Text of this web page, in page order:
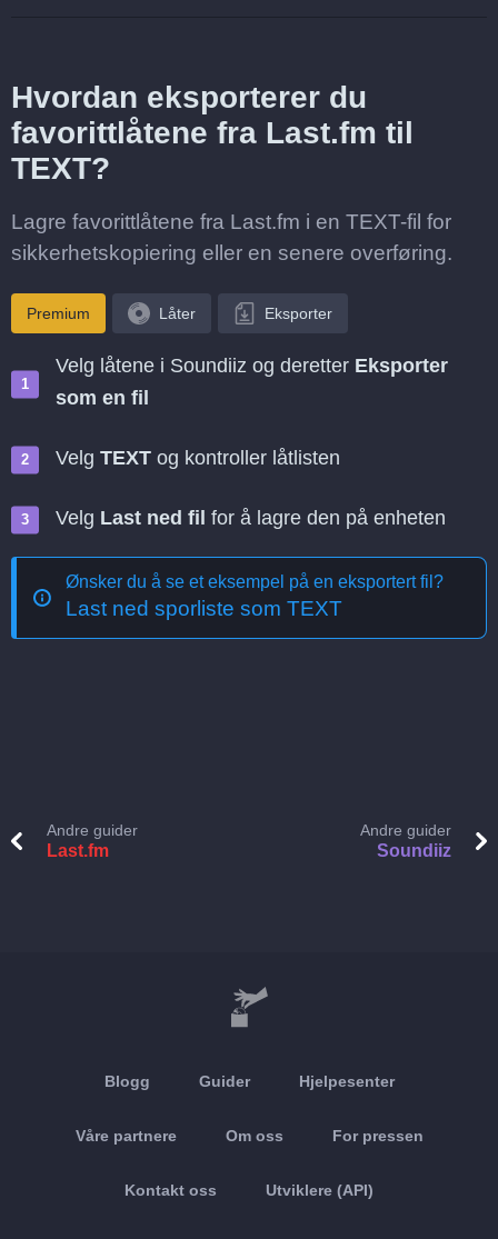
Hvordan eksporterer du
favorittlåtene fra Last.fm til
TEXT?
Lagre favorittlåtene fra Last.fm i en TEXT-fil for
sikkerhetskopiering eller en senere overføring.
Premium Låter Eksporter
Velg låtene i Soundiiz og deretter Eksporter
som en fil
Velg TEXT og kontroller låtlisten
Velg Last ned fil for å lagre den på enheten
Ønsker du å se et eksempel på en eksportert fil?
Last ned sporliste som TEXT
Andre guider
Last.fm
Andre guider
Soundiiz
Blogg Guider Hjelpesenter
Våre partnere Om oss For pressen
Kontakt oss Utviklere (API)